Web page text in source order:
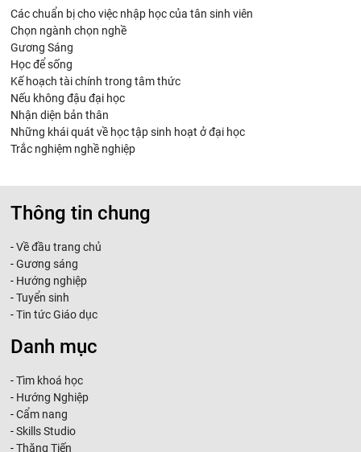
Các chuẩn bị cho việc nhập học của tân sinh viên
Chọn ngành chọn nghề
Gương Sáng
Học để sống
Kế hoạch tài chính trong tâm thức
Nếu không đậu đại học
Nhận diện bản thân
Những khái quát về học tập sinh hoạt ở đại học
Trắc nghiệm nghề nghiệp
Thông tin chung
-Về đầu trang chủ
-Gương sáng
- Hướng nghiệp
-Tuyển sinh
-Tin tức Giáo dục
Danh mục
-Tìm khoá học
- Hướng Nghiệp
-Cẩm nang
-Skills Studio
-Thăng Tiến